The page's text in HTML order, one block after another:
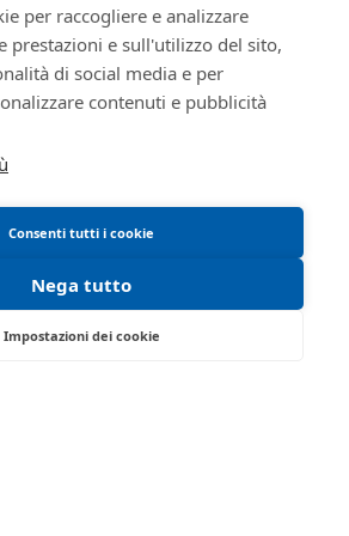
2024
5506211
parma e piacenza
immobiliparma@ivgparma.it
0521273762
telematiche
cookie
Requisiti tecnici
per raccogliere e analizzare
prestazioni e sull'utilizzo del sito,
di social media e per
contenuti e pubblicità
Consenti tutti i cookie
Nega tutto
Impostazioni dei cookie